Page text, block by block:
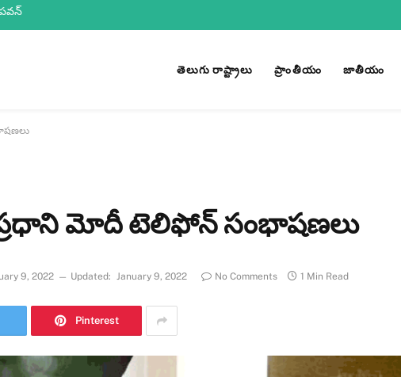
పవన్‌
తెలుగు రాష్ట్రాలు ప్రాంతీయం జాతీయం
మోదీ టెలిఫోన్ సంభాషణలు
9, 2022 Updated: January 9, 2022 No Comments 1 Min Read
Pinterest